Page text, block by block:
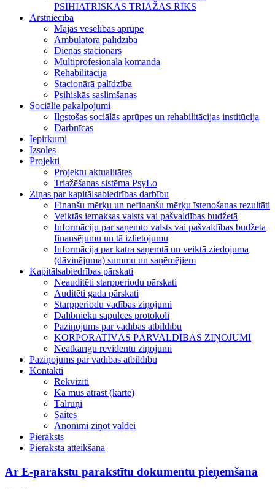
PSIHIATRISKĀS TRIĀŽAS RĪKS
Ārstniecība
Mājas veselības aprūpe
Ambulatorā palīdzība
Dienas stacionārs
Multiprofesionālā komanda
Rehabilitācija
Stacionārā palīdzība
Psihiskās saslimšanas
Sociālie pakalpojumi
Ilgstošas sociālās aprūpes un rehabilitācijas institūcija
Darbnīcas
Iepirkumi
Izsoles
Projekti
Projektu aktualitātes
Triažēšanas sistēma PsyLo
Ziņas par kapitālsabiedrības darbību
Finanšu mērķu un nefinanšu mērķu īstenošanas rezultāti
Veiktās iemaksas valsts vai pašvaldības budžetā
Informāciju par saņemto valsts vai pašvaldības budžeta
finansējumu un tā izlietojumu
Informācija par katra saņemtā un veiktā ziedojuma
(dāvinājuma) summu un saņēmējiem
Kapitālsabiedrības pārskati
Neauditēti starpperiodu pārskati
Auditēti gada pārskati
Starpperiodu vadības ziņojumi
Dalībnieku sapulces protokoli
Paziņojums par vadības atbildību
KORPORATĪVĀS PĀRVALDĪBAS ZIŅOJUMI
Neatkarīgu revidentu ziņojumi
Paziņojums par vadības atbildību
Kontakti
Rekvizīti
Kā mūs atrast (karte)
Tālruņi
Saites
Anonīmi ziņot valdei
Pieraksts
Pieraksta atteikšana
Ar E-parakstu parakstītu dokumentu pieņemšana